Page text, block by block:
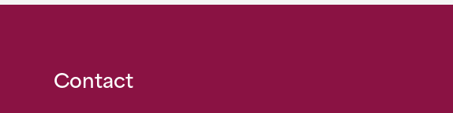
Fusszeile
Contact